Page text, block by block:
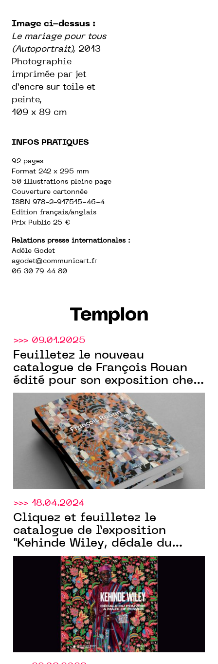
Image ci-dessus :
Le mariage pour tous
(Autoportrait), 2013
Photographie
imprimée par jet
d’encre sur toile et
peinte,
109 x 89 cm
INFOS PRATIQUES
92 pages
Format 242 x 295 mm
50 illustrations pleine page
Couverture cartonnée
ISBN 978-2-917515-46-4
Edition français/anglais
Prix Public 25 €
Relations presse internationales :
Adèle Godet
agodet@communicart.fr
06 30 79 44 80
Templon
>>> 09.01.2025
Feuilletez le nouveau
catalogue de François Rouan
édité pour son exposition chez
TemplonNew York.
>>> 18.04.2024
Cliquez et feuilletez le
catalogue de l’exposition
"Kehinde Wiley, dédale du
pouvoir" créé pour la galerie
Templonpar Communic’Art